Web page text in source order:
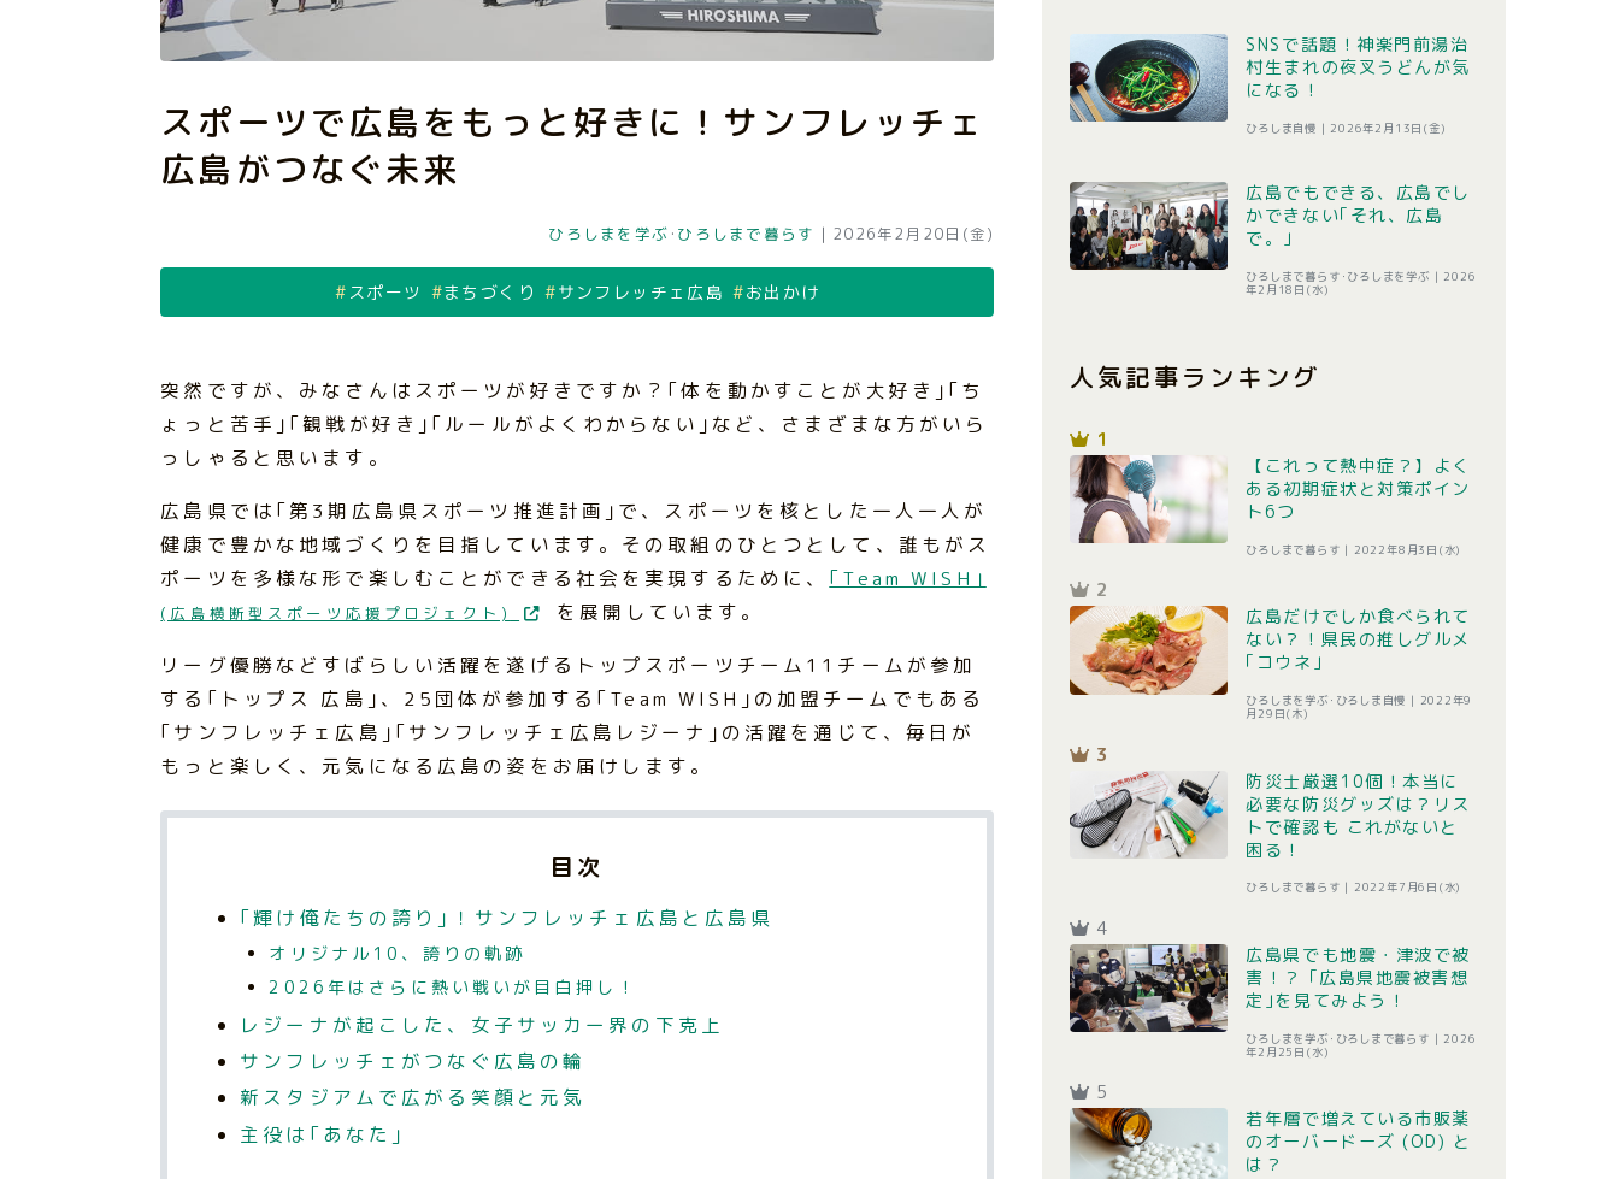
スポーツで広島をもっと好きに！サンフレッチェ
広島がつなぐ未来
ひろしまを学ぶ ･ ひろしまで暮らす | 2026年2月20日(金)
スポーツ まちづくり サンフレッチェ広島 お出かけ
突然ですが、みなさんはスポーツが好きですか？｢体を動かすことが大好き｣｢ち
ょっと苦手｣｢観戦が好き｣｢ルールがよくわからない｣など、さまざまな方がいら
っしゃると思います。
広島県では｢第3期広島県スポーツ推進計画｣で、スポーツを核とした一人一人が
健康で豊かな地域づくりを目指しています。その取組のひとつとして、誰もがス
ポーツを多様な形で楽しむことができる社会を実現するために、 ｢Team WISH｣
(広島横断型スポーツ応援プロジェクト)
を展開しています。
リーグ優勝などすばらしい活躍を遂げるトップスポーツチーム11チームが参加
する｢トップス 広島｣、25団体が参加する｢Team WISH｣の加盟チームでもある
｢サンフレッチェ広島｣｢サンフレッチェ広島レジーナ｣の活躍を通じて、毎日が
もっと楽しく、元気になる広島の姿をお届けします。
目次
｢輝け俺たちの誇り｣！サンフレッチェ広島と広島県
オリジナル10、誇りの軌跡
2026年はさらに熱い戦いが目白押し！
レジーナが起こした、女子サッカー界の下克上
サンフレッチェがつなぐ広島の輪
新スタジアムで広がる笑顔と元気
主役は｢あなた｣
SNSで話題！神楽門前湯治
村生まれの夜叉うどんが気
になる！
ひろしま自慢 | 2026年2月13日(金)
広島でもできる、広島でし
かできない｢それ、広島
で。｣
ひろしまで暮らす･ひろしまを学ぶ | 2026
年2月18日(水)
人気記事ランキング
1
【これって熱中症？】よく
ある初期症状と対策ポイン
ト6つ
ひろしまで暮らす | 2022年8月3日(水)
2
広島だけでしか食べられて
ない？！県民の推しグルメ
｢コウネ｣
ひろしまを学ぶ･ひろしま自慢 | 2022年9
月29日(木)
3
防災士厳選10個！本当に
必要な防災グッズは？リス
トで確認も これがないと
困る！
ひろしまで暮らす | 2022年7月6日(水)
4
広島県でも地震・津波で被
害！？ ｢広島県地震被害想
定｣を見てみよう！
ひろしまを学ぶ･ひろしまで暮らす | 2026
年2月25日(水)
5
若年層で増えている市販薬
のオーバードーズ (OD) と
は？